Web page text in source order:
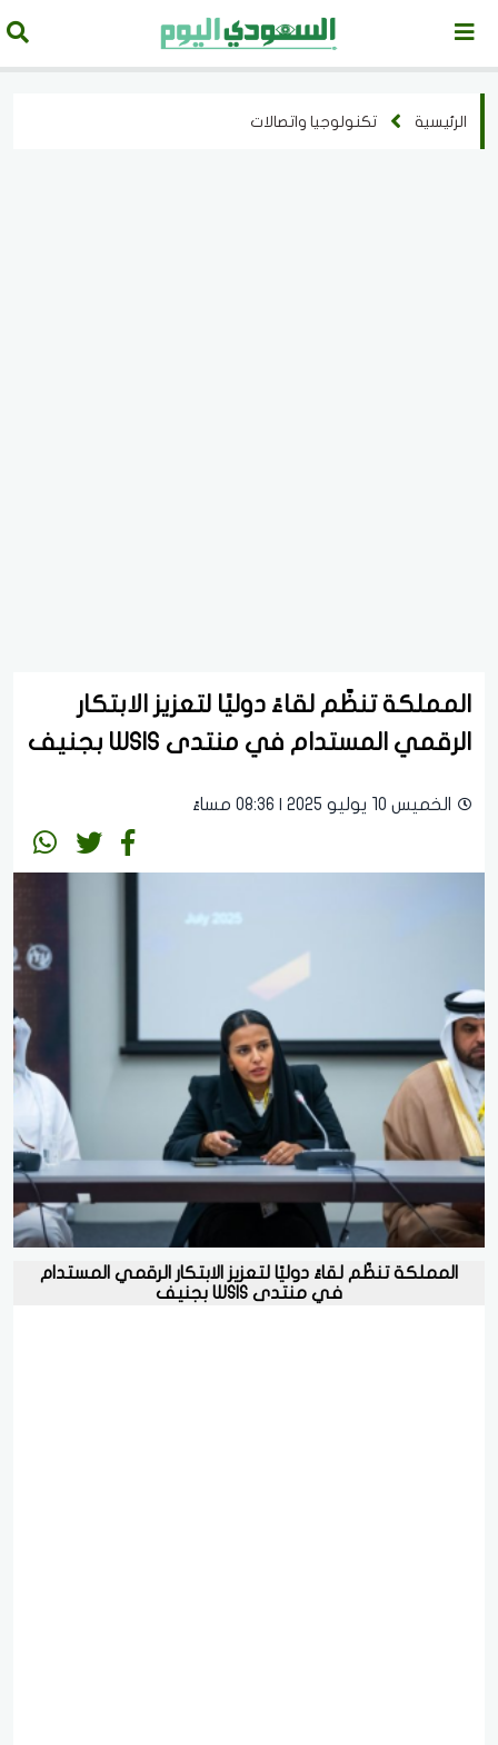
الرئيسية تكنولوجيا واتصالات
المملكة تنظّم لقاءً دوليًا لتعزيز الابتكار
الرقمي المستدام في منتدى WSIS بجنيف
الخميس 10 يوليو 2025 | 08:36 مساءً
المملكة تنظّم لقاءً دوليًا لتعزيز الابتكار الرقمي المستدام
في منتدى WSIS بجنيف